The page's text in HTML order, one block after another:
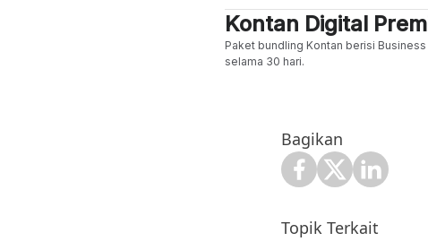
Kontan Digital
Paket bundling Kontan berisi
selama 30 hari.
Bagikan
Topik Terkait